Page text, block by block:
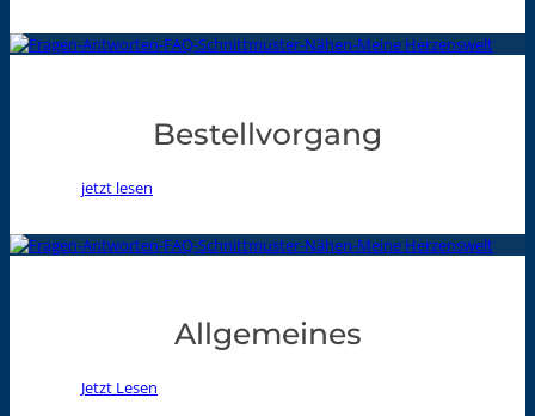
Bestellvorgang
jetzt lesen
Allgemeines
Jetzt Lesen